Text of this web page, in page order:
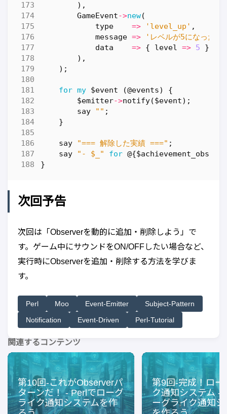
),
GameEvent->new(
type
=> 'level_up' ,
message =>
'レベルが5になった
data
=> { level => 5
},
),
);
for my $event (@events)
{
$emitter->notify($event);
say
"" ;
}
say "=== 解除した実績 ===" ;
say
"- $_" for @{
}
次回予告
次回は「Observerを動的に追加・削除しよう」で
す。ゲーム中にサウンドをON/OFFしたい場合など、
実行時にObserverを追加・削除する方法を学びま
す。
Perl Moo Event-Emitter
Subject-Pattern
Notification
Event-Driven Perl-Tutorial
関連するコンテンツ
第10回-これがObserverパ
ターンだ！ - Perlでローグ
ライク通知システムを作
第9回-完成！ロー
ク通知システム -
ーグライク通知シ